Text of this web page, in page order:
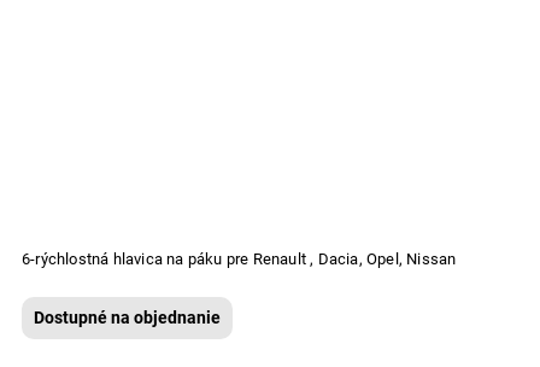
6-rýchlostná hlavica na páku pre Renault , Dacia, Opel, Nissan
Dostupné na objednanie